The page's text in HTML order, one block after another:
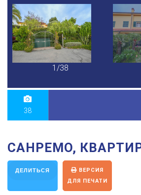
1/38
38
САНРЕМО,
ДЕЛИТЬСЯ
ВЕРСИЯ
ДЛЯ ПЕЧАТИ